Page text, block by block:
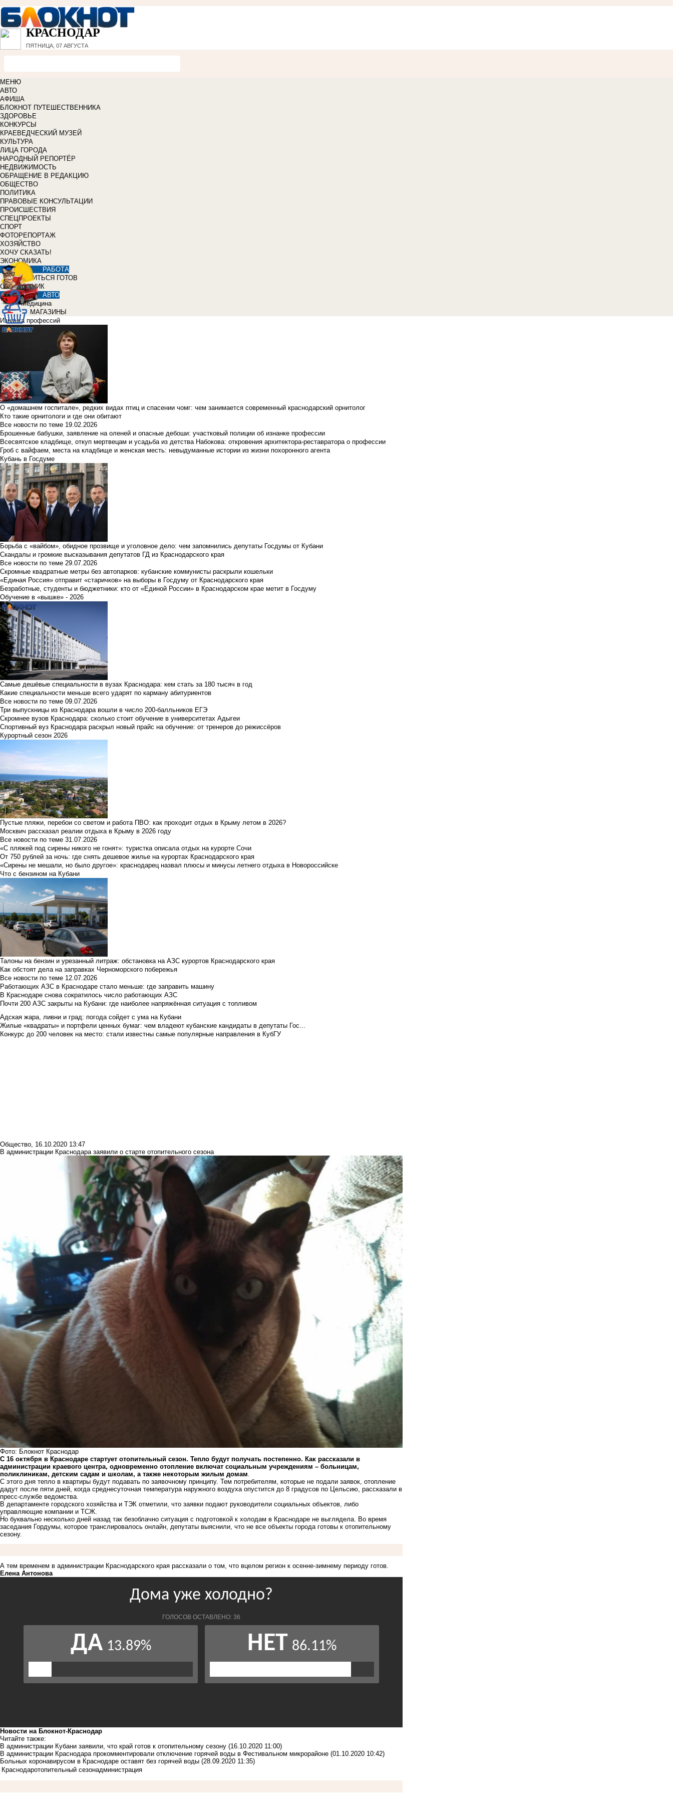
КРАСНОДАР
ПЯТНИЦА, 07 АВГУСТА
МЕНЮ
АВТО
АФИША
БЛОКНОТ ПУТЕШЕСТВЕННИКА
ЗДОРОВЬЕ
КОНКУРСЫ
КРАЕВЕДЧЕСКИЙ МУЗЕЙ
КУЛЬТУРА
ЛИЦА ГОРОДА
НАРОДНЫЙ РЕПОРТЁР
НЕДВИЖИМОСТЬ
ОБРАЩЕНИЕ В РЕДАКЦИЮ
ОБЩЕСТВО
ПОЛИТИКА
ПРАВОВЫЕ КОНСУЛЬТАЦИИ
ПРОИСШЕСТВИЯ
СПЕЦПРОЕКТЫ
СПОРТ
ФОТОРЕПОРТАЖ
ХОЗЯЙСТВО
ХОЧУ СКАЗАТЬ!
ЭКОНОМИКА
РАБОТА
УЧИТЬСЯ ГОТОВ
СПРАВОЧНИК
АВТО
Медицина
МАГАЗИНЫ
Изнанка профессий
О «домашнем госпитале», редких видах птиц и спасении чомг: чем занимается современный краснодарский орнитолог
Кто такие орнитологи и где они обитают
Все новости по теме 19.02.2026
Брошенные бабушки, заявление на оленей и опасные дебоши: участковый полиции об изнанке профессии
Всесвятское кладбище, откуп мертвецам и усадьба из детства Набокова: откровения архитектора-реставратора о профессии
Гроб с вайфаем, места на кладбище и женская месть: невыдуманные истории из жизни похоронного агента
Кубань в Госдуме
Борьба с «вайбом», обидное прозвище и уголовное дело: чем запомнились депутаты Госдумы от Кубани
Скандалы и громкие высказывания депутатов ГД из Краснодарского края
Все новости по теме 29.07.2026
Скромные квадратные метры без автопарков: кубанские коммунисты раскрыли кошельки
«Единая Россия» отправит «старичков» на выборы в Госдуму от Краснодарского края
Безработные, студенты и бюджетники: кто от «Единой России» в Краснодарском крае метит в Госдуму
Обучение в «вышке» - 2026
Самые дешёвые специальности в вузах Краснодара: кем стать за 180 тысяч в год
Какие специальности меньше всего ударят по карману абитуриентов
Все новости по теме 09.07.2026
Три выпускницы из Краснодара вошли в число 200-балльников ЕГЭ
Скромнее вузов Краснодара: сколько стоит обучение в университетах Адыгеи
Спортивный вуз Краснодара раскрыл новый прайс на обучение: от тренеров до режиссёров
Курортный сезон 2026
Пустые пляжи, перебои со светом и работа ПВО: как проходит отдых в Крыму летом в 2026?
Москвич рассказал реалии отдыха в Крыму в 2026 году
Все новости по теме 31.07.2026
«С пляжей под сирены никого не гонят»: туристка описала отдых на курорте Сочи
От 750 рублей за ночь: где снять дешевое жилье на курортах Краснодарского края
«Сирены не мешали, но было другое»: краснодарец назвал плюсы и минусы летнего отдыха в Новороссийске
Что с бензином на Кубани
Талоны на бензин и урезанный литраж: обстановка на АЗС курортов Краснодарского края
Как обстоят дела на заправках Черноморского побережья
Все новости по теме 12.07.2026
Работающих АЗС в Краснодаре стало меньше: где заправить машину
В Краснодаре снова сократилось число работающих АЗС
Почти 200 АЗС закрыты на Кубани: где наиболее напряжённая ситуация с топливом
Адская жара, ливни и град: погода сойдет с ума на Кубани
Жилые «квадраты» и портфели ценных бумаг: чем владеют кубанские кандидаты в депутаты Гос...
Конкурс до 200 человек на место: стали известны самые популярные направления в КубГУ
Общество, 16.10.2020 13:47
В администрации Краснодара заявили о старте отопительного сезона
Фото: Блокнот Краснодар
С 16 октября в Краснодаре стартует отопительный сезон. Тепло будут получать постепенно. Как рассказали в
администрации краевого центра, одновременно отопление включат социальным учреждениям – больницам,
поликлиникам, детским садам и школам, а также некоторым жилым домам.
С этого дня тепло в квартиры будут подавать по заявочному принципу. Тем потребителям, которые не подали заявок, отопление
дадут после пяти дней, когда среднесуточная температура наружного воздуха опустится до 8 градусов по Цельсию, рассказали в
пресс-службе ведомства.
В департаменте городского хозяйства и ТЭК отметили, что заявки подают руководители социальных объектов, либо
управляющие компании и ТСЖ.
Но буквально несколько дней назад так безоблачно ситуация с подготовкой к холодам в Краснодаре не выглядела. Во время
заседания Гордумы, которое транслировалось онлайн, депутаты выяснили, что не все объекты города готовы к отопительному
сезону.
А тем временем в администрации Краснодарского края рассказали о том, что вцелом регион к осенне-зимнему периоду готов.
Елена Антонова
Новости на Блoкнoт-Краснодар
Читайте также:
В администрации Кубани заявили, что край готов к отопительному сезону (16.10.2020 11:00)
В администрации Краснодара прокомментировали отключение горячей воды в Фестивальном микрорайоне (01.10.2020 10:42)
Больных коронавирусом в Краснодаре оставят без горячей воды (28.09.2020 11:35)
Краснодаротопительный сезонадминистрация